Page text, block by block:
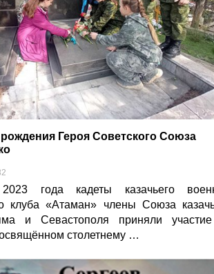
рождения Героя Советского Союза
года кадеты казачьего
клуба «Атаман» члены Союза
и Севастополя приняли
столетнему …